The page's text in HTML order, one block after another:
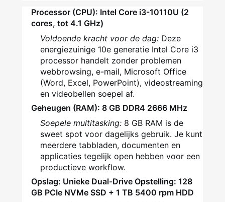
Processor (CPU): Intel Core i3-10110U (2
cores, tot 4.1 GHz)
Voldoende kracht voor de dag: Deze
energiezuinige 10e generatie Intel Core i3
processor handelt zonder problemen
webbrowsing, e-mail, Microsoft Office
(Word, Excel, PowerPoint), videostreaming
en videobellen soepel af.
Geheugen (RAM): 8 GB DDR4 2666 MHz
Soepele multitasking: 8 GB RAM is de
sweet spot voor dagelijks gebruik. Je kunt
meerdere tabbladen, documenten en
applicaties tegelijk open hebben voor een
productieve workflow.
Opslag: Unieke Dual-Drive Opstelling: 128
GB PCIe NVMe SSD + 1 TB 5400 rpm HDD